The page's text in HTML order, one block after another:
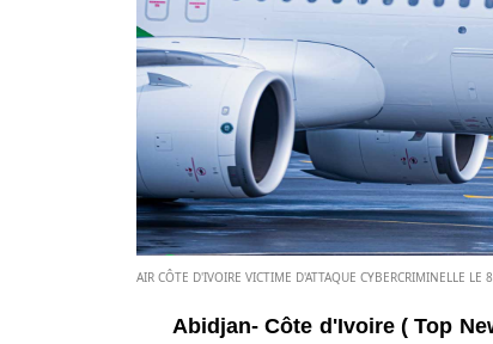
AIR CÔTE D'IVOIRE VICTIME D'ATTAQUE CYBERCRIMINELLE LE
Abidjan- Côte d'Ivoire ( Top